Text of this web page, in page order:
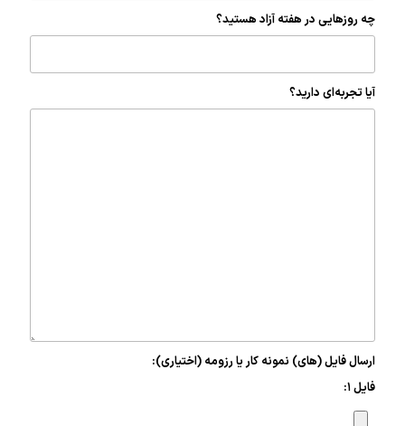
چه روزهایی در هفته آزاد هستید؟
آیا تجربه‌ای دارید؟
ارسال فایل (های) نمونه کار یا رزومه (اختیاری):
فایل ۱: